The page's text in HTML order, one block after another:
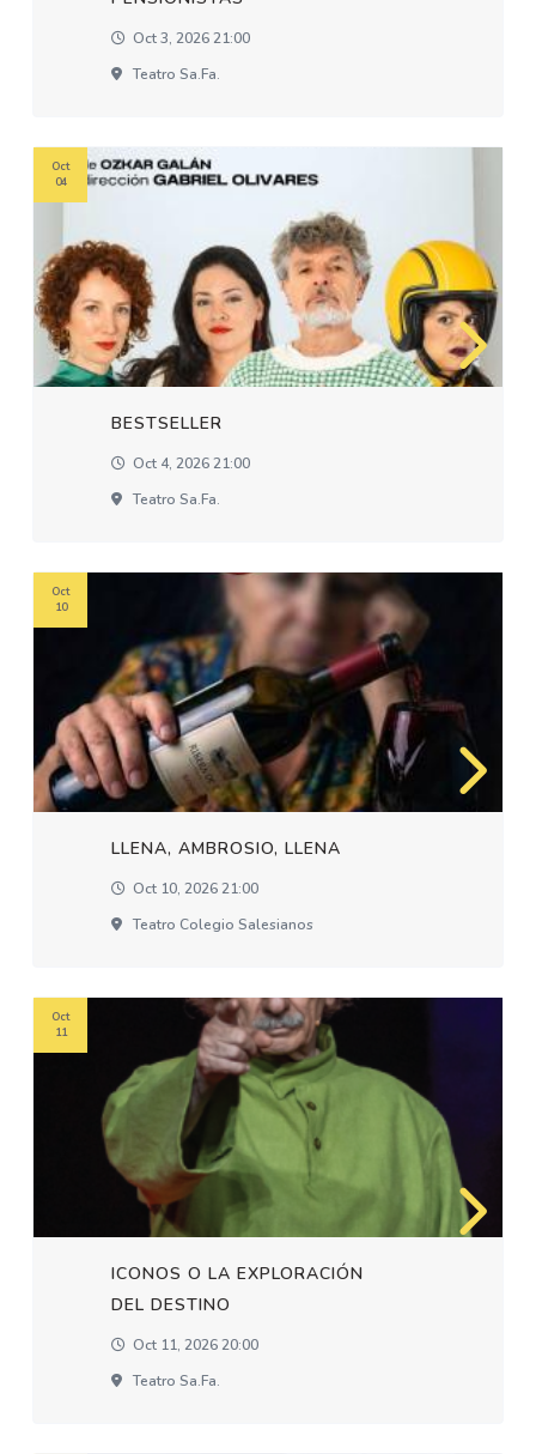
Oct 3, 2026 21:00
Teatro Sa.fa.
BESTSELLER
Oct 4, 2026 21:00
Teatro Sa.fa.
Oct
04
LLENA, AMBROSIO, LLENA
Oct 10, 2026 21:00
Teatro Colegio Salesianos
Oct
10
ICONOS O LA EXPLORACIÓN
DEL DESTINO
Oct 11, 2026 20:00
Teatro Sa.fa.
Oct
11